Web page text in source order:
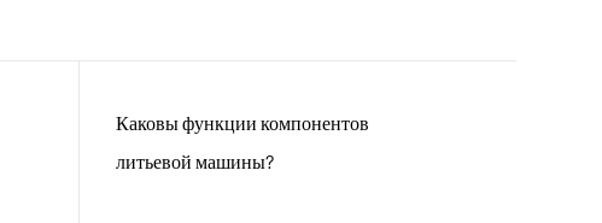
Каковы функции компонентов
литьевой машины?